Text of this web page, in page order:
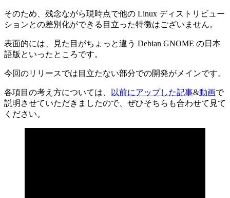
そのため、残念ながら現時点で他の Linux ディストリビュー
ションとの差別化ができる目立った特徴はございません。
表面的には、見た目がちょっと違う Debian GNOME の日本
語版といったところです。
今回のリリースでは目立たない部分での開発がメインです。
各項目の考え方については、 以前にアップした記事&動画で
説明させていただきましたので、ぜひそちらも合わせて見て
ください。